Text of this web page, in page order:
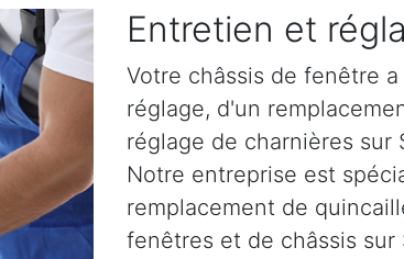
Entretien et
Votre châssis de fenêtre
réglage, d'un
réglage de charnières sur
Notre entreprise est
remplacement de
fenêtres et de châssis